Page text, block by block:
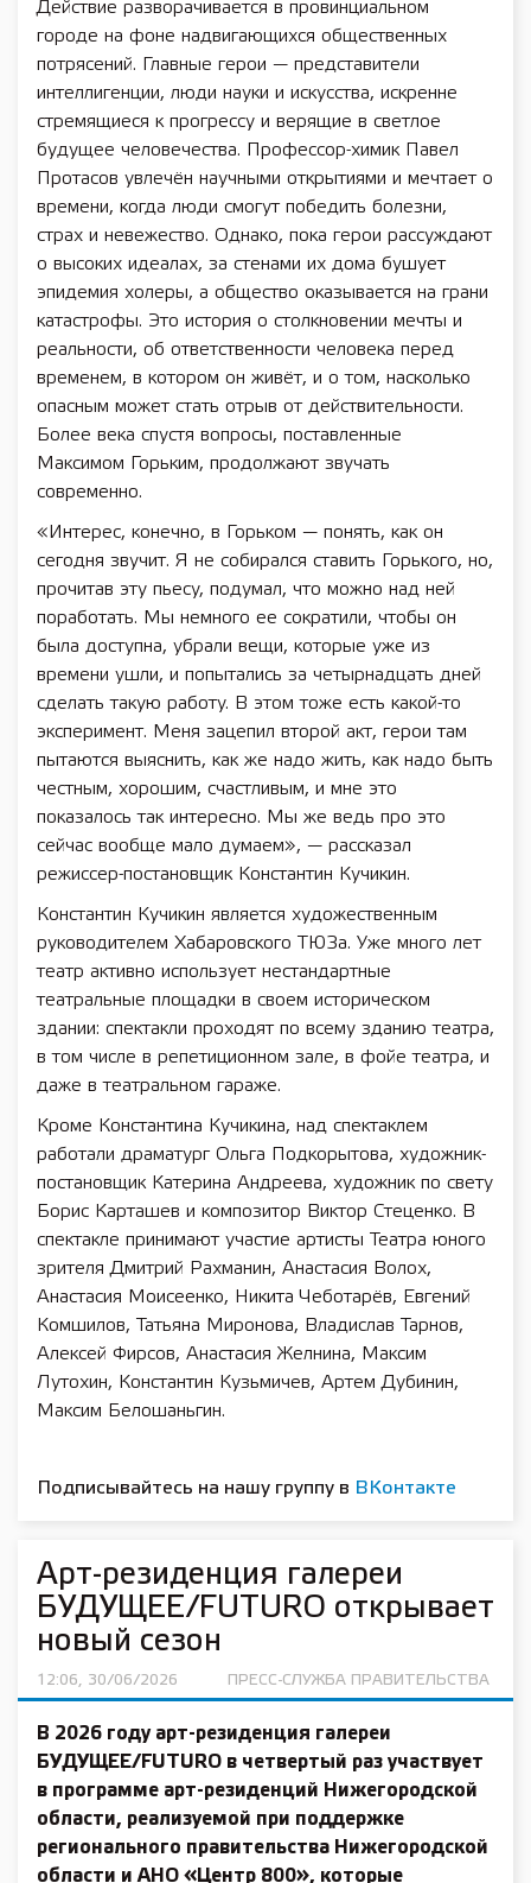
Действие разворачивается в провинциальном
городе на фоне надвигающихся общественных
потрясений. Главные герои — представители
интеллигенции, люди науки и искусства, искренне
стремящиеся к прогрессу и верящие в светлое
будущее человечества. Профессор-химик Павел
Протасов увлечён научными открытиями и мечтает о
времени, когда люди смогут победить болезни,
страх и невежество. Однако, пока герои рассуждают
о высоких идеалах, за стенами их дома бушует
эпидемия холеры, а общество оказывается на грани
катастрофы. Это история о столкновении мечты и
реальности, об ответственности человека перед
временем, в котором он живёт, и о том, насколько
опасным может стать отрыв от действительности.
Более века спустя вопросы, поставленные
Максимом Горьким, продолжают звучать
современно.
«Интерес, конечно, в Горьком — понять, как он
сегодня звучит. Я не собирался ставить Горького, но,
прочитав эту пьесу, подумал, что можно над ней
поработать. Мы немного ее сократили, чтобы он
была доступна, убрали вещи, которые уже из
времени ушли, и попытались за четырнадцать дней
сделать такую работу. В этом тоже есть какой-то
эксперимент. Меня зацепил второй акт, герои там
пытаются выяснить, как же надо жить, как надо быть
честным, хорошим, счастливым, и мне это
показалось так интересно. Мы же ведь про это
сейчас вообще мало думаем», — рассказал
режиссер-постановщик Константин Кучикин.
Константин Кучикин является художественным
руководителем Хабаровского ТЮЗа. Уже много лет
театр активно использует нестандартные
театральные площадки в своем историческом
здании: спектакли проходят по всему зданию театра,
в том числе в репетиционном зале, в фойе театра, и
даже в театральном гараже.
Кроме Константина Кучикина, над спектаклем
работали драматург Ольга Подкорытова, художник-
постановщик Катерина Андреева, художник по свету
Борис Карташев и композитор Виктор Стеценко. В
спектакле принимают участие артисты Театра юного
зрителя Дмитрий Рахманин, Анастасия Волох,
Анастасия Моисеенко, Никита Чеботарёв, Евгений
Комшилов, Татьяна Миронова, Владислав Тарнов,
Алексей Фирсов, Анастасия Желнина, Максим
Лутохин, Константин Кузьмичев, Артем Дубинин,
Максим Белошаньгин.
Подписывайтесь на нашу группу в ВКонтакте
Арт-резиденция галереи
БУДУЩЕЕ/FUTURO открывает
новый сезон
12:06, 30/06/2026 ПРЕСС-СЛУЖБА ПРАВИТЕЛЬСТВА
В 2026 году арт-резиденция галереи
БУДУЩЕЕ/FUTURO в четвертый раз участвует
в программе арт-резиденций Нижегородской
области, реализуемой при поддержке
регионального правительства Нижегородской
области и АНО «Центр 800», которые